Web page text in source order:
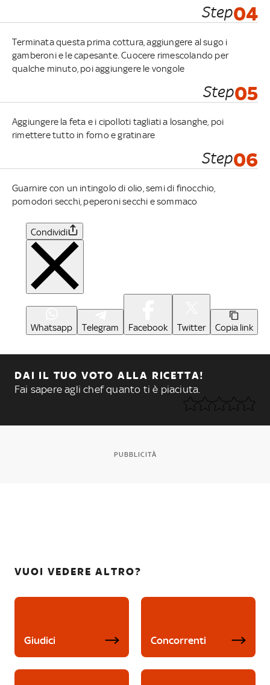
Step04
Terminata questa prima cottura, aggiungere al sugo i
gamberoni e le capesante. Cuocere rimescolando per
qualche minuto, poi aggiungere le vongole
Step05
Aggiungere la feta e i cipolloti tagliati a losanghe, poi
rimettere tutto in forno e gratinare
Step06
Guarnire con un intingolo di olio, semi di finocchio,
pomodori secchi, peperoni secchi e sommaco
Condividi
Whatsapp Telegram Facebook Twitter Copia link
DAI IL TUO VOTO ALLA RICETTA!
Fai sapere agli chef quanto ti è piaciuta.
PUBBLICITÀ
VUOI VEDERE ALTRO?
Giudici Concorrenti